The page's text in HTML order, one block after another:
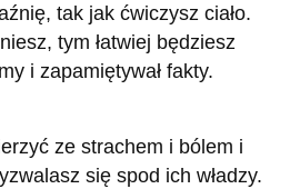
tak jak ćwiczysz ciało.
tym łatwiej będziesz
i zapamiętywał fakty.
ze strachem i bólem i
się spod ich władzy.